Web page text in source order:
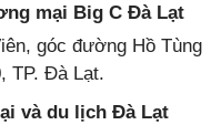
mại Big C Đà Lạt
góc đường Hồ Tùng
TP. Đà Lạt.
và du lịch Đà Lạt